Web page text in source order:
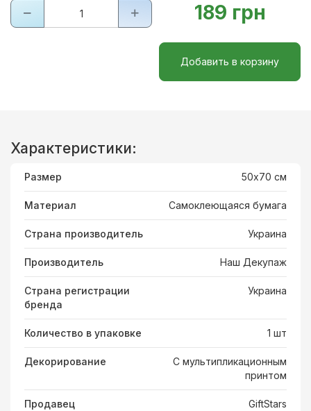
189 грн
Добавить в корзину
Характеристики:
Размер 50х70 см
Материал Самоклеющаяся бумага
Страна производитель Украина
Производитель Наш Декупаж
Страна регистрации
бренда
Украина
Количество в упаковке 1 шт
Декорирование
С мультипликационным
принтом
Продавец GiftStars